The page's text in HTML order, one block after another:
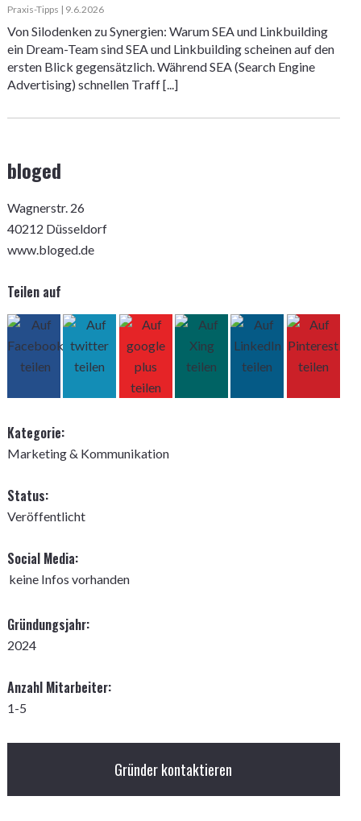
Praxis-Tipps | 9.6.2026
Von Silodenken zu Synergien: Warum SEA und Linkbuilding
ein Dream-Team sind SEA und Linkbuilding scheinen auf den
ersten Blick gegensätzlich. Während SEA (Search Engine
Advertising) schnellen Traff [...]
bloged
Wagnerstr. 26
40212 Düsseldorf
www.bloged.de
Teilen auf
Kategorie:
Marketing & Kommunikation
Status:
Veröffentlicht
Social Media:
keine Infos vorhanden
Gründungsjahr:
2024
Anzahl Mitarbeiter:
1-5
Gründer kontaktieren